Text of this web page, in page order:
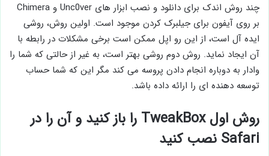
چند روش اندک برای دانلود و نصب ابزار های Unc0ver و Chimera
بر روی آیفون برای جیلبرک کردن موجود است. اولین روش، روشی
ایده آل است، از این رو اپل ممکن است برخی مشکلات در رابطه با
آن ایجاد نماید. روش دوم روشی بهتر است، به غیر از حالتی که شما را
وادار به دوباره انجام دادن پروسه می کند مگر این که شما حساب
توسعه دهنده ای را ارائه داده باشد.
روش اول TweakBox را باز کنید و آن را در
Safari نصب کنید